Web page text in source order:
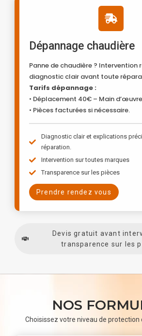
Dépannage chaudière
Panne de chaudière ? Intervention
diagnostic clair avant toute
Tarifs dépannage :
• Déplacement 40€ – Main
• Pièces facturées si nécessaire.
Diagnostic clair et explications
réparation.
Intervention sur toutes marques
Transparence sur les pièces
Prendre rendez vous
Devis gratuit avant
transparence sur les
NOS
Choisissez votre niveau de protection